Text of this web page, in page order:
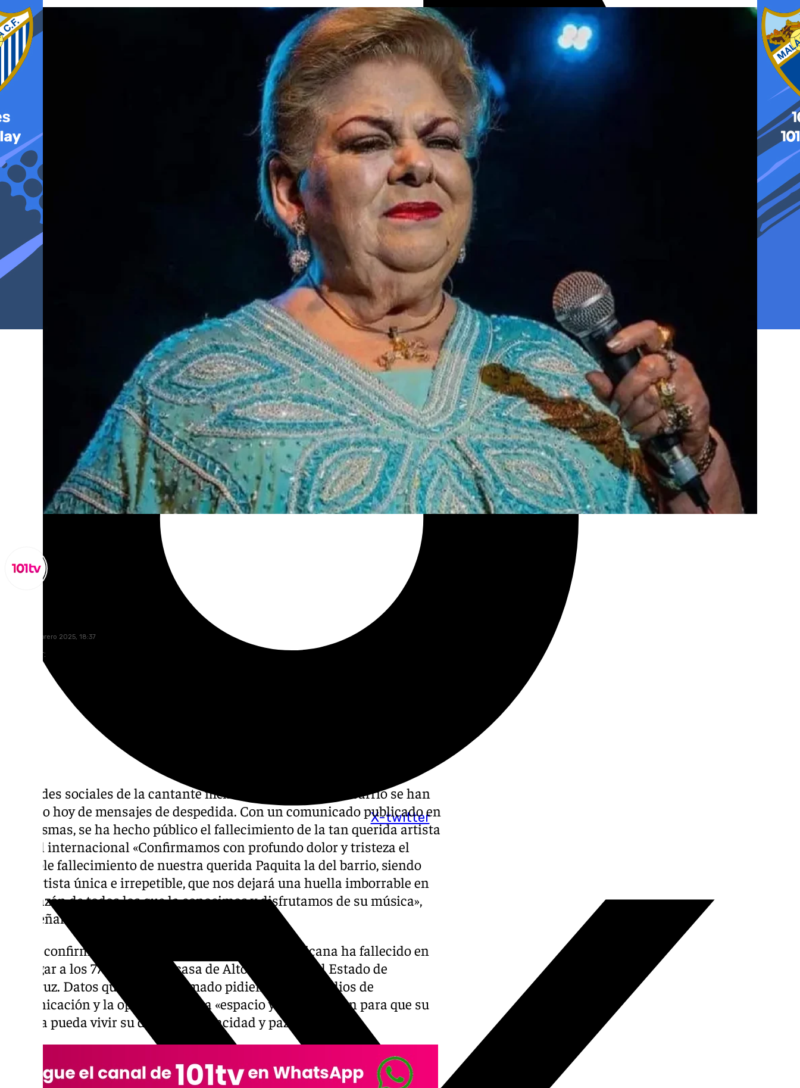
X-twitter
lunes, 17 febrero 2025, 18:37
Compartir:
Las redes sociales de la cantante mexicana Paquita la del barrio se han
llenado hoy de mensajes de despedida. Con un comunicado publicado en
las mismas, se ha hecho público el fallecimiento de la tan querida artista
a nivel internacional «Confirmamos con profundo dolor y tristeza el
sensible fallecimiento de nuestra querida Paquita la del barrio, siendo
una artista única e irrepetible, que nos dejará una huella imborrable en
el corazón de todos los que la conocimos y disfrutamos de su música»,
han señalado.
Según confirman en el mismo comunicado, la mexicana ha fallecido en
su hogar a los 77 años, en su casa de Alto Lucero, en el Estado de
Veracruz. Datos que han confirmado pidiendo a los medios de
comunicación y la opinión pública «espacio y comprensión para que su
familia pueda vivir su duelo en privacidad y paz».